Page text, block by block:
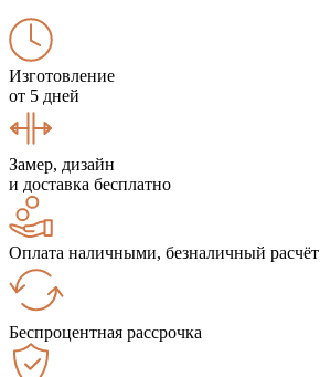
Изготовление
от 5 дней
Замер, дизайн
и доставка бесплатно
Оплата наличными, безналичный расчёт
Беспроцентная рассрочка